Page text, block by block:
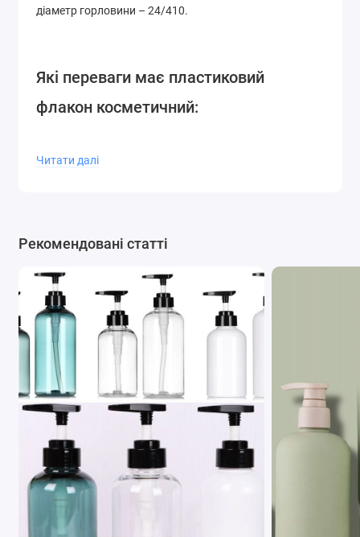
діаметр горловини – 24/410.
Які переваги має пластиковий
флакон косметичний:
їх значно легше транспортувати. Готовий виріб
розбивається від випадкових падінь;
: Такі флакони значно дешевші за
: Пластикові флакони не б'ються і їх
можна використовувати в присутності дітей і не
турбуватись;
Разноманітність форм і дизайнів
вибір форм і кольорів забезпечує потреби
найвибагливіших споживачів;
Герметичність: При використанні якісних
кришок і дозаторів забезпечується потрібна
герметичність продукту.
Пластикові флакони можуть виготовлятися з
переробленого пластика і повторно перероблятися
після використання.
Читати далі
Рекомендовані статті